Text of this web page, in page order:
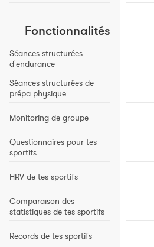
Fonctionnalités
Séances structurées
d'endurance
Séances structurées de
prépa physique
Monitoring de groupe
Questionnaires pour tes
sportifs
HRV de tes sportifs
Comparaison des
statistiques de tes sportifs
Records de tes sportifs